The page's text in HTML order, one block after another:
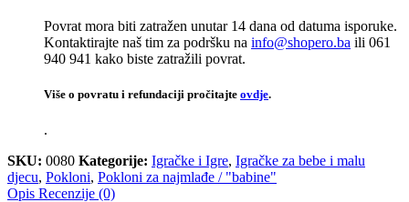
Povrat mora biti zatražen unutar 14 dana od datuma isporuke.
Kontaktirajte naš tim za podršku na info@shopero.ba ili 061
940 941 kako biste zatražili povrat.
Više o povratu i refundaciji pročitajte ovdje.
.
SKU: 0080 Kategorije: Igračke i Igre, Igračke za bebe i malu
djecu, Pokloni, Pokloni za najmlađe / "babine"
Opis Recenzije (0)